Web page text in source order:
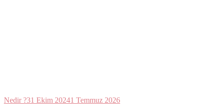
Nedir ?31 Ekim 20241 Temmuz 2026